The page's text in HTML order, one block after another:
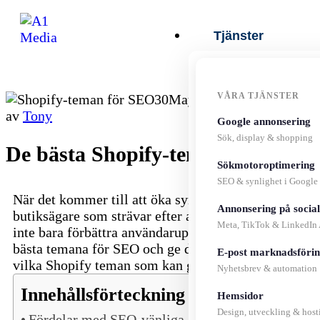
Tjänster
VÅRA TJÄNSTER
Google annonsering
Sök, display & shopping
Sökmotoroptimering
SEO & synlighet i Google
Annonsering på
Meta, TikTok & LinkedIn
E-post
Nyhetsbrev & automation
Hemsidor
Design, utveckling &
30May
av Tony
De bästa Shopify-teman för
När det kommer till att öka synligheten för din
butiksägare som strävar efter att förbättra sin
inte bara förbättra användarupplevelsen utan
bästa temana för SEO och ge dig insikter om hur
vilka Shopify teman som kan göra skillnaden i din
Innehållsförteckning :